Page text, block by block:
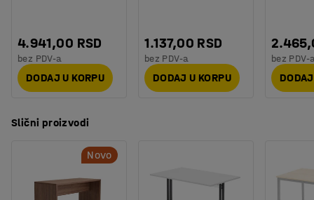
4.941,00 RSD
bez PDV-a
DODAJ U KORPU
1.137,00 RSD
bez PDV-a
DODAJ U KORPU
bez PDV-
Slični proizvodi
Novo